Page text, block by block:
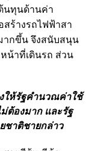
นทุนด้านค่า
สร้างรถไฟฟ้าสา
ากขึ้น จึงสนับสนุน
น้าที่เดินรถ ส่วน
ให้รัฐคำนวณค่าใช้
ต้องมาก และรัฐ
ชาติชายกล่าว